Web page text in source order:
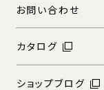
お問い合わせ
カタログ
ショップブログ